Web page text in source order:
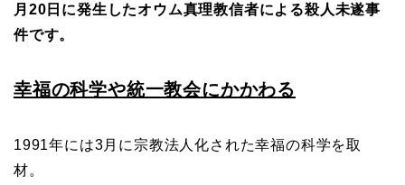
月20日に発生したオウム真理教信者による殺人未遂事
件です。
幸福の科学や統一教会にかかわる
1991年には3月に宗教法人化された幸福の科学を取
材。